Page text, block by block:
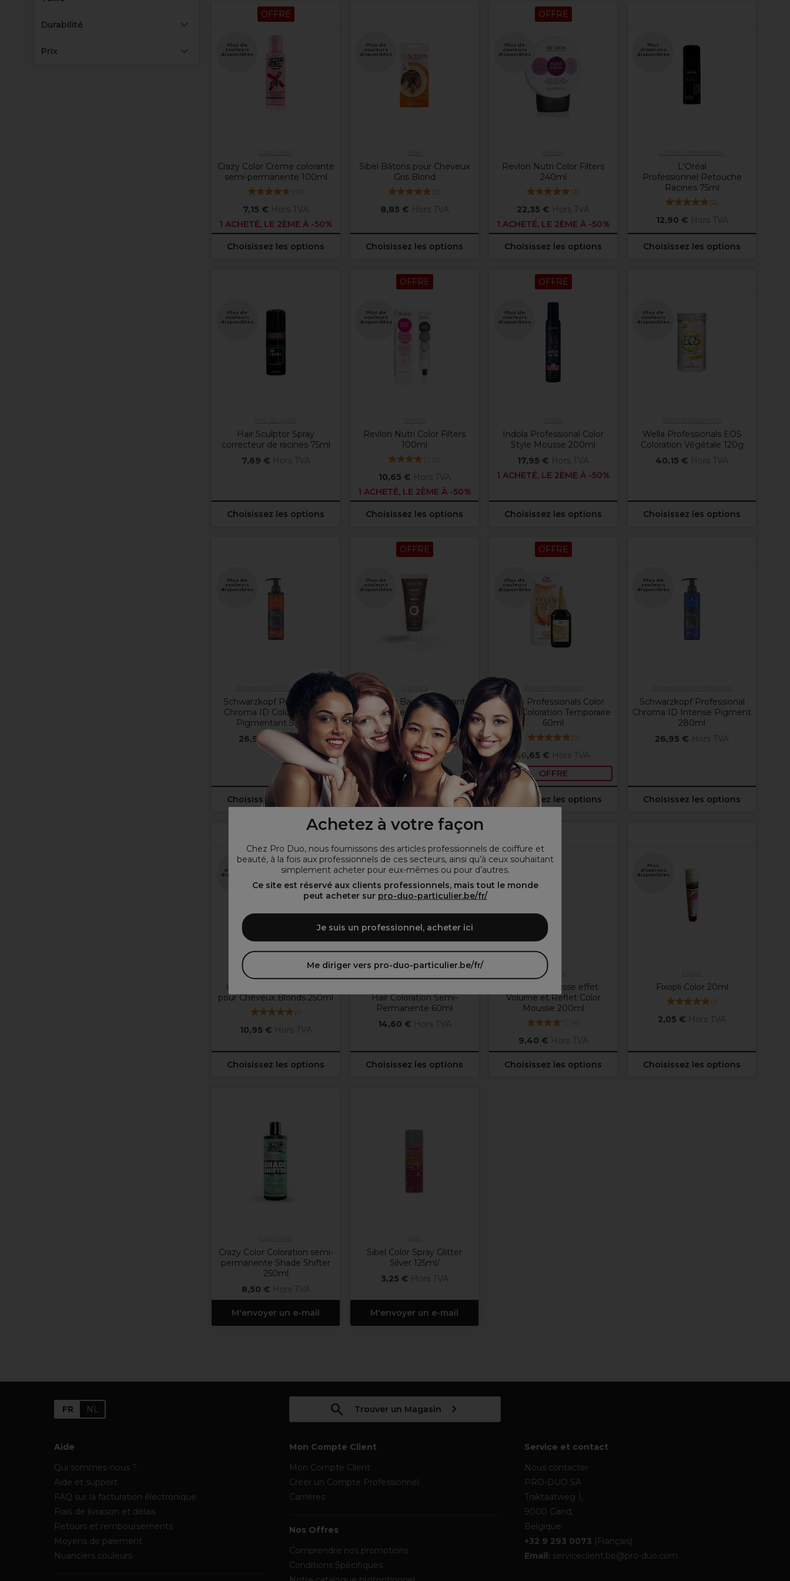
Achetez à votre façon
Chez Pro Duo, nous fournissons des articles professionnels de coiffure et
beauté, à la fois aux professionnels de ces secteurs, ainsi qu’à ceux souhaitant
simplement acheter pour eux-mêmes ou pour d’autres.
Ce site est réservé aux clients professionnels, mais tout le monde
peut acheter sur pro-duo-particulier.be/fr/
Je suis un professionnel, acheter ici
Me diriger vers pro-duo-particulier.be/fr/
Durabilité
Prix
OFFRE
Plus de
couleurs
disponibles
Crazy Color Crème colorante
semi-permanente 100ml
(32)
7,15 € Hors TVA
1 ACHETÉ, LE 2ÈME À -50%
Choisissez les options
Plus de
couleurs
disponibles
Sibel Bâtons pour Cheveux
Gris Blond
(2)
8,85 € Hors TVA
Choisissez les options
OFFRE
Plus de
couleurs
disponibles
Revlon Nutri Color Filters
240ml
(2)
22,35 € Hors TVA
1 ACHETÉ, LE 2ÈME À -50%
Choisissez les options
Plus
d'options
disponibles
L'Oréal
Professionnel Retouche
Racines 75ml
(2)
12,90 € Hors TVA
Choisissez les options
Plus de
couleurs
disponibles
Hair Sculptor Spray
correcteur de racines 75ml
7,69 € Hors TVA
Choisissez les options
OFFRE
Plus de
couleurs
disponibles
Revlon Nutri Color Filters
100ml
(2)
10,65 € Hors TVA
1 ACHETÉ, LE 2ÈME À -50%
Choisissez les options
OFFRE
Plus de
couleurs
disponibles
Indola Professional Color
Style Mousse 200ml
17,95 € Hors TVA
1 ACHETÉ, LE 2ÈME À -50%
Choisissez les options
Plus de
couleurs
disponibles
Wella Professionals EOS
Coloration Végétale 120g
40,15 € Hors TVA
Choisissez les options
Plus de
couleurs
disponibles
Schwarzkopf Professional
Schwarzkopf Professional
Chroma ID Color Masque
Pigmentant 500ml
26,95 €
Hors TVA
Choisissez les options
OFFRE
Plus de
couleurs
disponibles
Vitality's Baume colorant
Espresso 200ml
19,85 € Hors TVA
1 ACHETÉ, LE 2ÈME À -50%
Choisissez les options
OFFRE
Plus de
couleurs
disponibles
Wella Professionals Color
Fresh Coloration Temporaire
60ml
(5)
16,65 € Hors TVA
OFFRE
Choisissez les options
Plus de
couleurs
disponibles
Schwarzkopf Professional
Chroma ID Intense Pigment
280ml
26,95 € Hors TVA
Choisissez les options
d'options
disponibles
Crazy Color Spray Pastel
pour Cheveux Blonds 250ml
(1)
10,95 € Hors TVA
Choisissez les options
d'options
disponibles
Hair Coloration Semi-
Permanente 60ml
14,60 € Hors TVA
Choisissez les options
d'options
disponibles
Vitality's
Vitality's Mousse effet
Volume et Reflet Color
Mousse 200ml
(4)
9,40 € Hors TVA
Choisissez les options
Plus
d'options
disponibles
Fixopli Color 20ml
(1)
2,05 € Hors TVA
Choisissez les options
Crazy Color Coloration semi-
permanente Shade Shifter
250ml
8,50 € Hors TVA
M'envoyer un e-mail
Sibel Color Spray Glitter
Silver 125ml/
3,25 € Hors TVA
M'envoyer un e-mail
FR NL Trouver un Magasin
Aide
Qui sommes-nous ?
Aide et support
FAQ sur la facturation électronique
Frais de livraison et délais
Retours et remboursements
Moyens de paiement
Nuanciers couleurs
Mon Compte Client
Mon Compte Client
Créer un Compte Professionnel
Carrières
Nos Offres
Comprendre nos promotions
Conditions Spécifiques
Service et contact
Nous contacter
PRO-DUO SA
Traktaatweg 1,
9000 Gand,
Belgique
+32 9 293 0073 (Français)
Email: serviceclient.be@pro-duo.com